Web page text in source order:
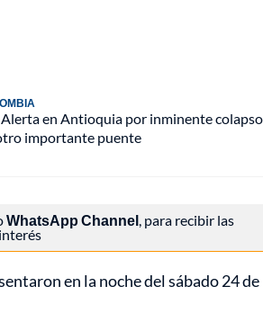
Alerta en Antioquia por inminente colapso
importante puente
WhatsApp Channel , para recibir las
en la noche del sábado 24 de